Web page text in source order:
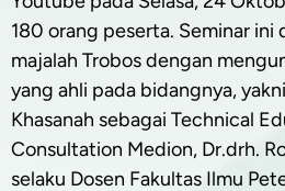
180 orang peserta. Seminar ini
majalah Trobos dengan
yang ahli pada bidangnya,
Khasanah sebagai Technical
Consultation Medion, Dr.drh.
selaku Dosen Fakultas Ilmu